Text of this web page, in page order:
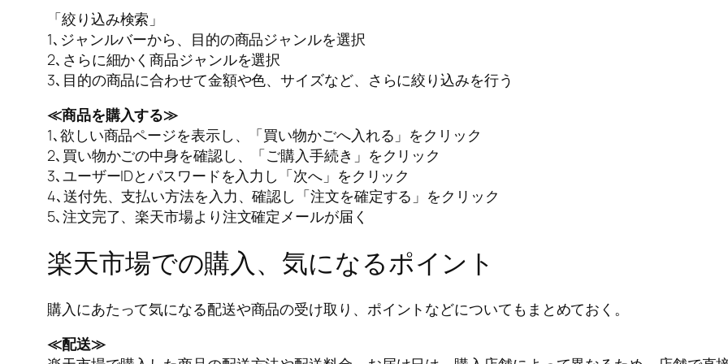
「絞り込み検索」
1､ジャンルバーから、目的の商品ジャンルを選択
2､さらに細かく商品ジャンルを選択
3､目的の商品に合わせて金額や色、サイズなど、さらに絞り込みを行う
≪商品を購入する≫
1､欲しい商品ページを表示し、「買い物かごへ入れる」をクリック
2､買い物かごの中身を確認し、「ご購入手続き」をクリック
3､ユーザーIDとパスワードを入力し「次へ」をクリック
4､送付先、支払い方法を入力、確認し「注文を確定する」をクリック
5､注文完了、楽天市場より注文確定メールが届く
楽天市場での購入、気になるポイント
購入にあたって気になる配送や商品の受け取り、ポイントなどについてもまとめておく。
≪配送≫